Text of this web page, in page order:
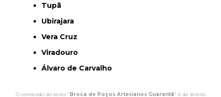
Tupã
Ubirajara
Vera Cruz
Viradouro
Álvaro de Carvalho
O conteúdo do texto "Broca de Poços Artesianos Guarantã" é de direito